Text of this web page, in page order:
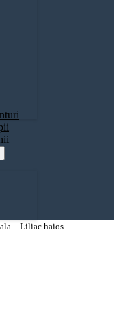
– Liliac haios